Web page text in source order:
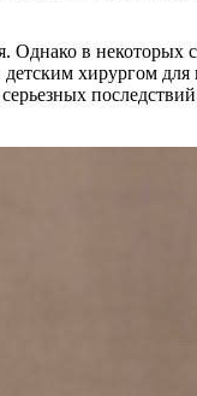
в некоторых
хирургом
последствий